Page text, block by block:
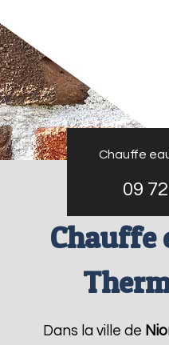
Chauffe
09
Chauffe
Dans la ville de